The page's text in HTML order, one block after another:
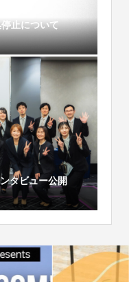
止について
タビュー公開